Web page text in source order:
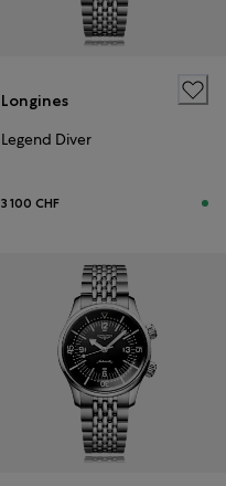
Longines
Legend Diver
3 100 CHF